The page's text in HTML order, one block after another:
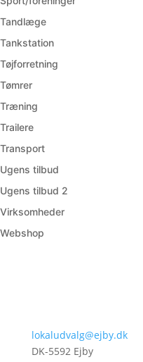
Tandlæge
Tankstation
Tøjforretning
Tømrer
Træning
Trailere
Transport
Ugens tilbud
Ugens tilbud 2
Virksomheder
Webshop
lokaludvalg@ejby.dk
DK-5592 Ejby